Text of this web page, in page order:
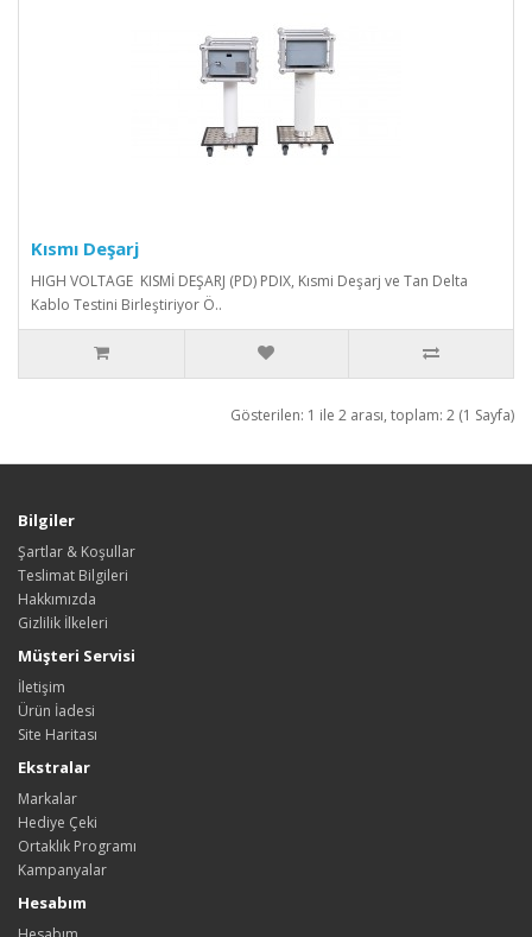
Kısmı Deşarj
HIGH VOLTAGE KISMİ DEŞARJ (PD) PDIX, Kısmi Deşarj ve Tan Delta
Kablo Testini Birleştiriyor Ö..
Gösterilen: 1 ile 2 arası, toplam: 2 (1 Sayfa)
Bilgiler
Şartlar & Koşullar
Teslimat Bilgileri
Hakkımızda
Gizlilik İlkeleri
Müşteri Servisi
İletişim
Ürün İadesi
Site Haritası
Ekstralar
Markalar
Hediye Çeki
Ortaklık Programı
Kampanyalar
Hesabım